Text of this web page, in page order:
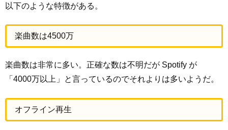
以下のような特徴がある。
楽曲数は4500万
楽曲数は非常に多い。正確な数は不明だが Spotify が
「4000万以上」と言っているのでそれよりは多いようだ。
オフライン再生